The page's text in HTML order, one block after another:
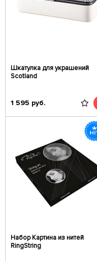
Шкатулка для украшений
Scotland
1 595 руб.
Набор Картина из нитей
RingString